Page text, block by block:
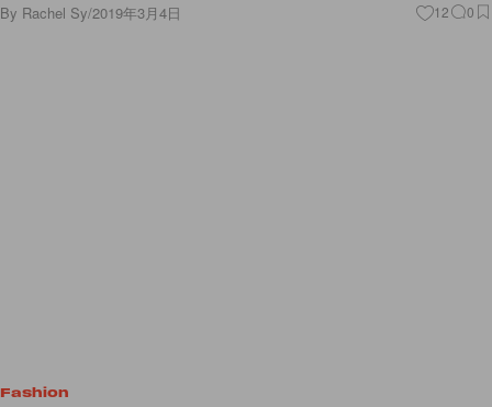
By Rachel Sy/2019年3月4日 12 0
Fashion